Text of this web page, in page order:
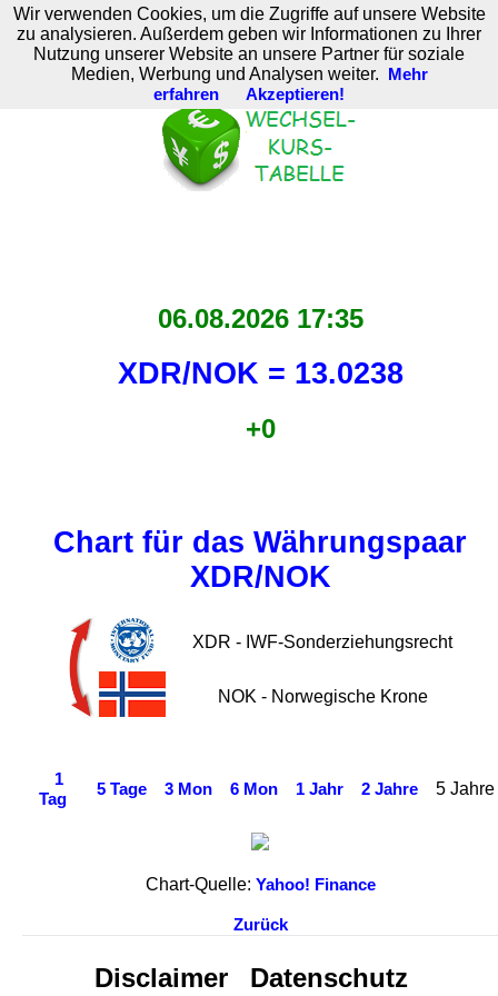
M. Brodski Software
06.08.2026 17:35
XDR/NOK = 13.0238
+0
Chart für das Währungspaar
XDR/NOK
XDR - IWF-Sonderziehungsrecht
NOK - Norwegische Krone
1
Tag
5 Tage 3 Mon 6 Mon 1 Jahr 2 Jahre 5 Jahre
Chart-Quelle: Yahoo! Finance
Zurück
Disclaimer
Datenschutz
Wir verwenden Cookies, um die Zugriffe auf unsere Website
zu analysieren. Außerdem geben wir Informationen zu Ihrer
Nutzung unserer Website an unsere Partner für soziale
Medien, Werbung und Analysen weiter.
Mehr
erfahren
Akzeptieren!